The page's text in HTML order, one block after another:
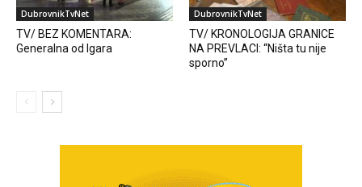
DubrovnikTvNet
TV/ BEZ KOMENTARA:
Generalna od Igara
DubrovnikTvNet
TV/ KRONOLOGIJA GRANICE
NA PREVLACI: “Ništa tu nije
sporno”